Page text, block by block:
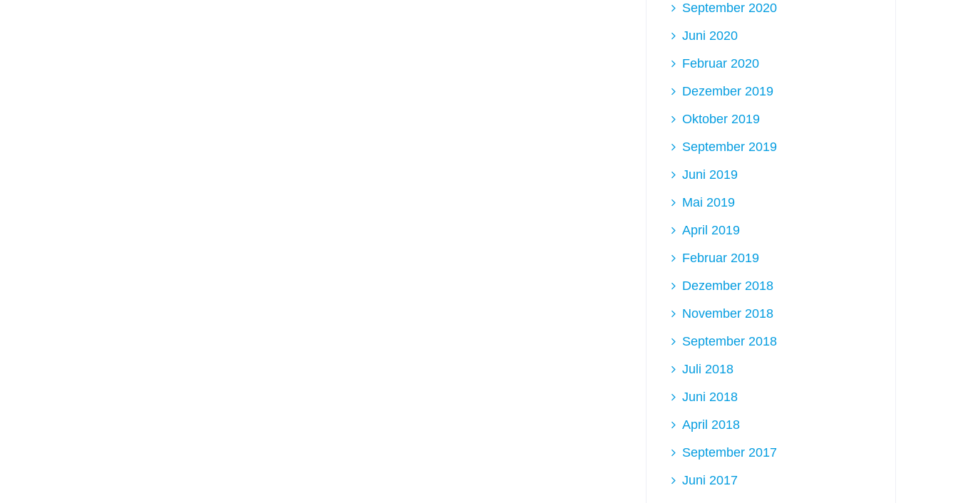
September 2020
Juni 2020
Februar 2020
Dezember 2019
Oktober 2019
September 2019
Juni 2019
Mai 2019
April 2019
Februar 2019
Dezember 2018
November 2018
September 2018
Juli 2018
Juni 2018
April 2018
September 2017
Juni 2017